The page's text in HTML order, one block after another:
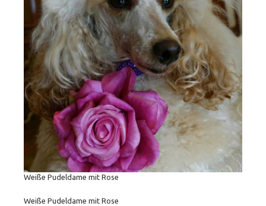
Weiße Pudeldame mit Rose
Weiße Pudeldame mit Rose